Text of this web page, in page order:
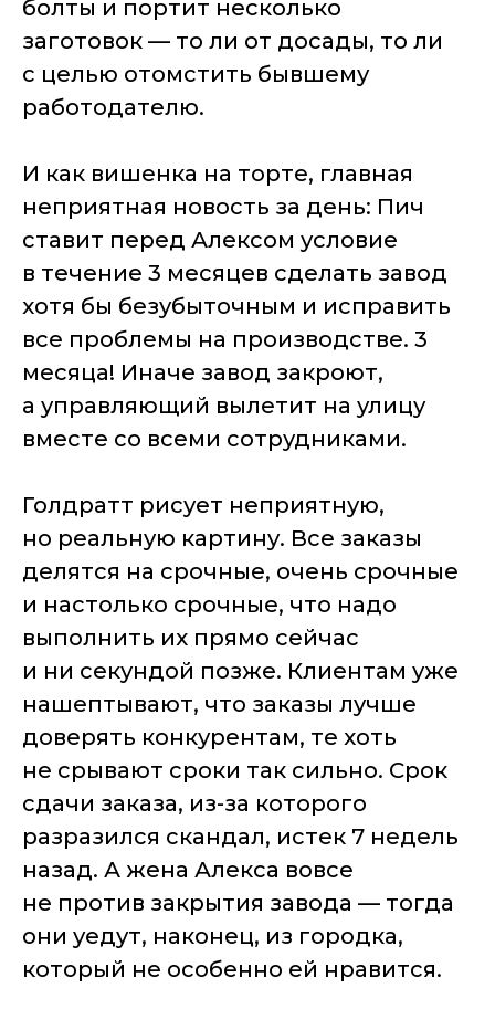
болты и портит несколько
заготовок — то ли от досады, то ли
с целью отомстить бывшему
работодателю.
И как вишенка на торте, главная
неприятная новость за день: Пич
ставит перед Алексом условие
в течение 3 месяцев сделать завод
хотя бы безубыточным и исправить
все проблемы на производстве. 3
месяца! Иначе завод закроют,
а управляющий вылетит на улицу
вместе со всеми сотрудниками.
Голдратт рисует неприятную,
но реальную картину. Все заказы
делятся на срочные, очень срочные
и настолько срочные, что надо
выполнить их прямо сейчас
и ни секундой позже. Клиентам уже
нашептывают, что заказы лучше
доверять конкурентам, те хоть
не срывают сроки так сильно. Срок
сдачи заказа, из-за которого
разразился скандал, истек 7 недель
назад. А жена Алекса вовсе
не против закрытия завода — тогда
они уедут, наконец, из городка,
который не особенно ей нравится.